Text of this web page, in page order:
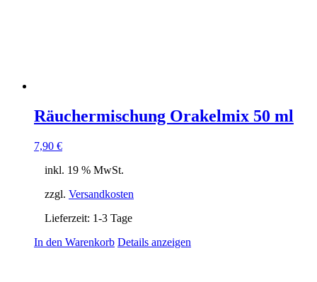
Räuchermischung Orakelmix 50 ml
7,90 €
inkl. 19 % MwSt.
zzgl. Versandkosten
Lieferzeit: 1-3 Tage
In den Warenkorb Details anzeigen